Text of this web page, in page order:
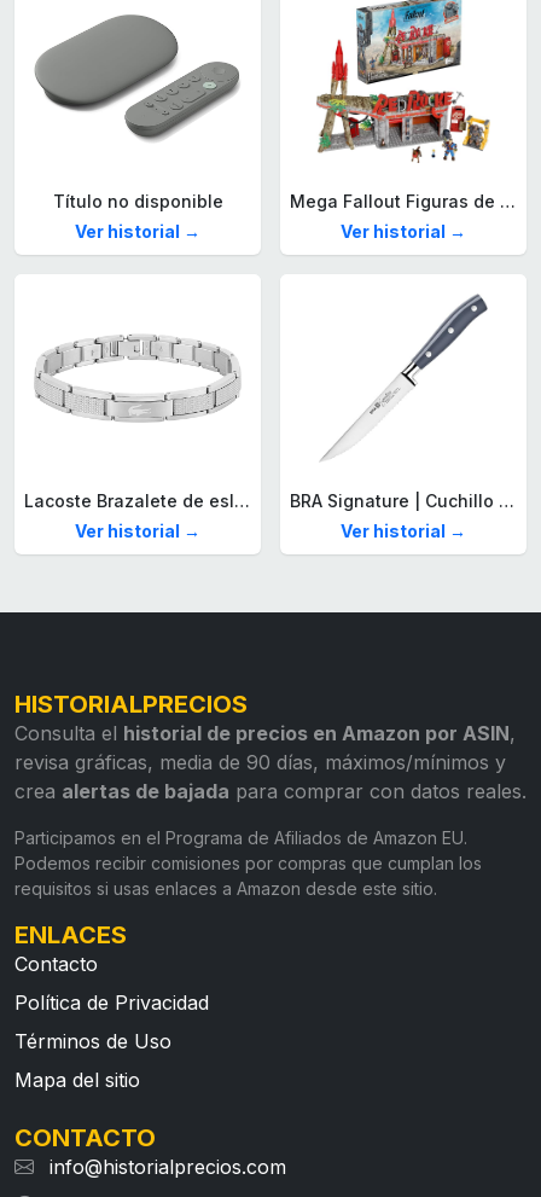
Título no disponible
Ver historial →
Mega Fallout Figuras de acción y Juguetes de construcción, Parada de Camiones Red Rocket con 824 Piezas, 2 Personajes articulados y Accesorios, para coleccionistas, HXT00
Ver historial →
Lacoste Brazalete de eslabón para Hombre Colección STENCIL de Acero inoxidable
Ver historial →
BRA Signature | Cuchillo tomatero 120 mm, Acero Inoxidable alemán forjado con Molibdeno Vanadio, Mango Remachado ABS, Diseño Ergonómico, Hoja 1,6 mm espesor
Ver historial →
HISTORIALPRECIOS
Consulta el historial de precios en Amazon por ASIN,
revisa gráficas, media de 90 días, máximos/mínimos y
crea alertas de bajada para comprar con datos reales.
Participamos en el Programa de Afiliados de Amazon EU.
Podemos recibir comisiones por compras que cumplan los
requisitos si usas enlaces a Amazon desde este sitio.
ENLACES
Contacto
Política de Privacidad
Términos de Uso
Mapa del sitio
CONTACTO
info@historialprecios.com